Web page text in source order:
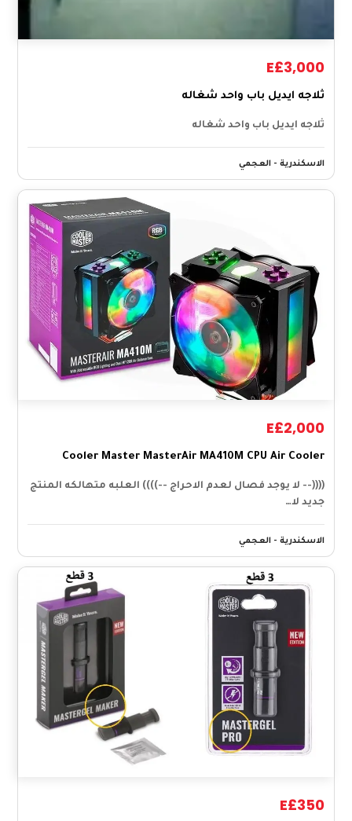
ثلاجه ايديل باب واحد شغاله
ثلاجه ايديل باب واحد شغاله
الاسكندرية - العجمي
E£3,000
Cooler Master MasterAir MA410M CPU Air Cooler
((((-- لا يوجد فصال لعدم الاحراج --)))) العلبه متهالكه المنتج
جديد لا…
الاسكندرية - العجمي
E£2,000
E£350